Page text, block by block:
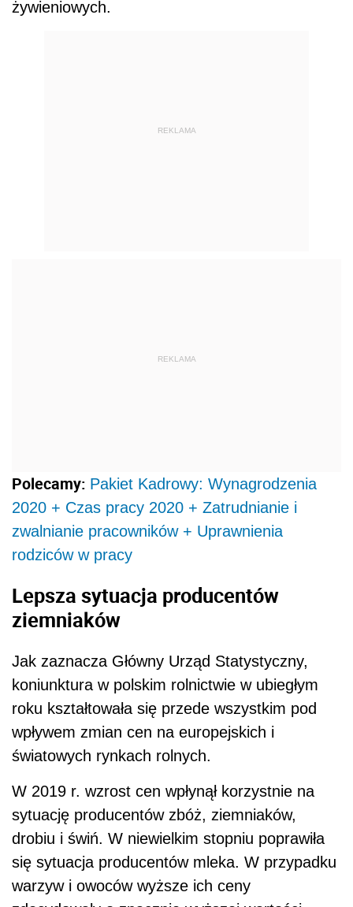
żywieniowych.
REKLAMA
REKLAMA
Polecamy: Pakiet Kadrowy: Wynagrodzenia
2020 + Czas pracy 2020 + Zatrudnianie i
zwalnianie pracowników + Uprawnienia
rodziców w pracy
Lepsza sytuacja producentów
ziemniaków
Jak zaznacza Główny Urząd Statystyczny,
koniunktura w polskim rolnictwie w ubiegłym
roku kształtowała się przede wszystkim pod
wpływem zmian cen na europejskich i
światowych rynkach rolnych.
W 2019 r. wzrost cen wpłynął korzystnie na
sytuację producentów zbóż, ziemniaków,
drobiu i świń. W niewielkim stopniu poprawiła
się sytuacja producentów mleka. W przypadku
warzyw i owoców wyższe ich ceny